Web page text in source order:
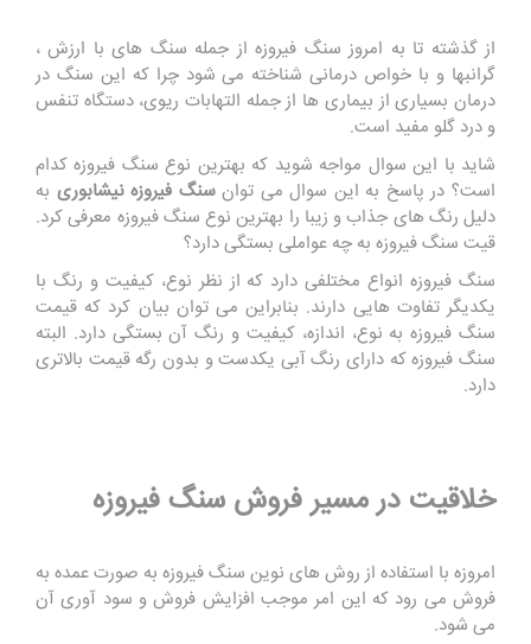
از گذشته تا به امروز سنگ فیروزه از جمله سنگ های با ارزش ،
گرانبها و با خواص درمانی شناخته می شود چرا که این سنگ در
درمان بسیاری از بیماری ها از جمله التهابات ریوی، دستگاه تنفس
و درد گلو مفید است.
شاید با این سوال مواجه شوید که بهترین نوع سنگ فیروزه کدام
است؟ در پاسخ به این سوال می توانسنگ فیروزه نیشابوری به
دلیل رنگ های جذاب و زیبا را بهترین نوع سنگ فیروزه معرفی کرد.
قیت سنگ فیروزه به چه عواملی بستگی دارد؟
سنگ فیروزه انواع مختلفی دارد که از نظر نوع، کیفیت و رنگ با
یکدیگر تفاوت هایی دارند. بنابراین می توان بیان کرد که قیمت
سنگ فیروزه به نوع، اندازه، کیفیت و رنگ آن بستگی دارد. البته
سنگ فیروزه که دارای رنگ آبی یکدست و بدون رگه قیمت بالاتری
دارد.
خلاقیت در مسیر فروش سنگ فیروزه
امروزه با استفاده از روش های نوین سنگ فیروزه به صورت عمده به
فروش می رود که این امر موجب افزایش فروش و سود آوری آن
می شود.